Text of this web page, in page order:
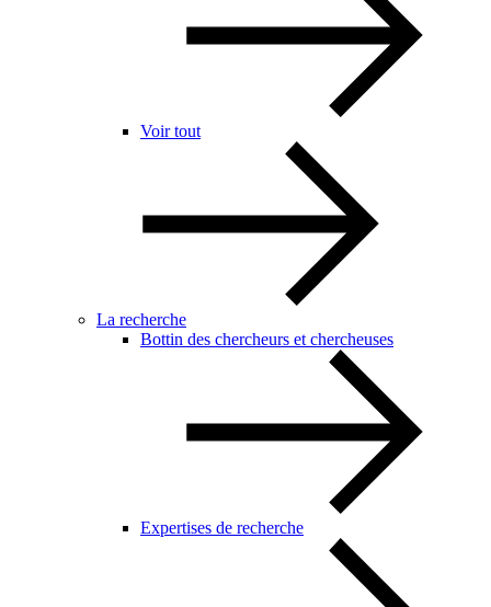
Voir tout
La recherche
Bottin des chercheurs et chercheuses
Expertises de recherche